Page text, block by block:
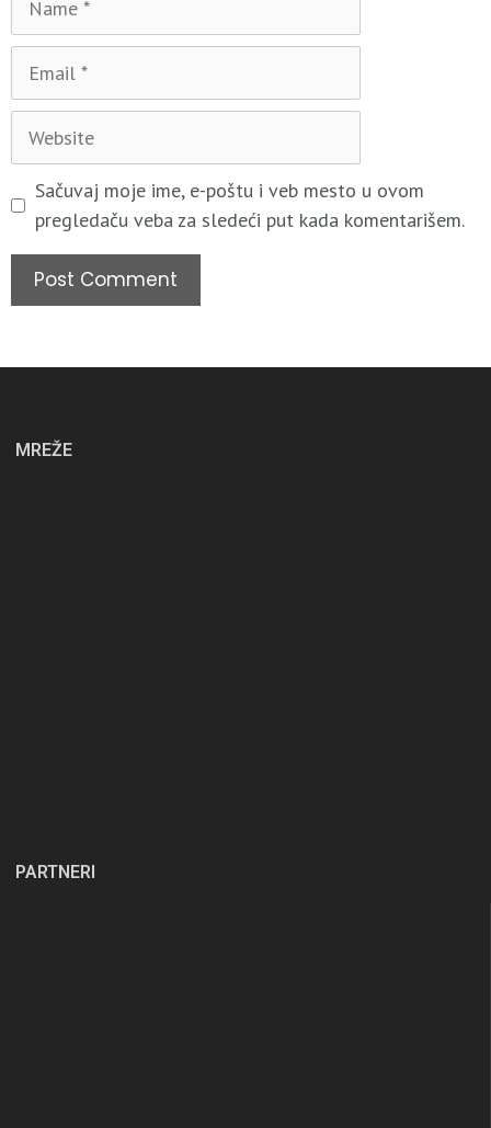
Sačuvaj moje ime, e-poštu i veb mesto u ovom
pregledaču veba za sledeći put kada komentarišem.
MREŽE
PARTNERI